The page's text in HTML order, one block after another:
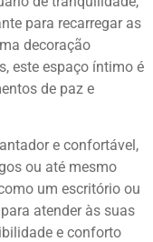
para recarregar as
decoração
este espaço íntimo é
de paz e
e confortável,
ou até mesmo
um escritório ou
atender às suas
e conforto